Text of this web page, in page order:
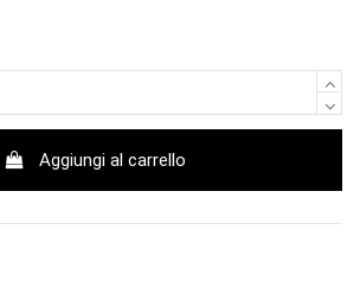
Aggiungi al carrello